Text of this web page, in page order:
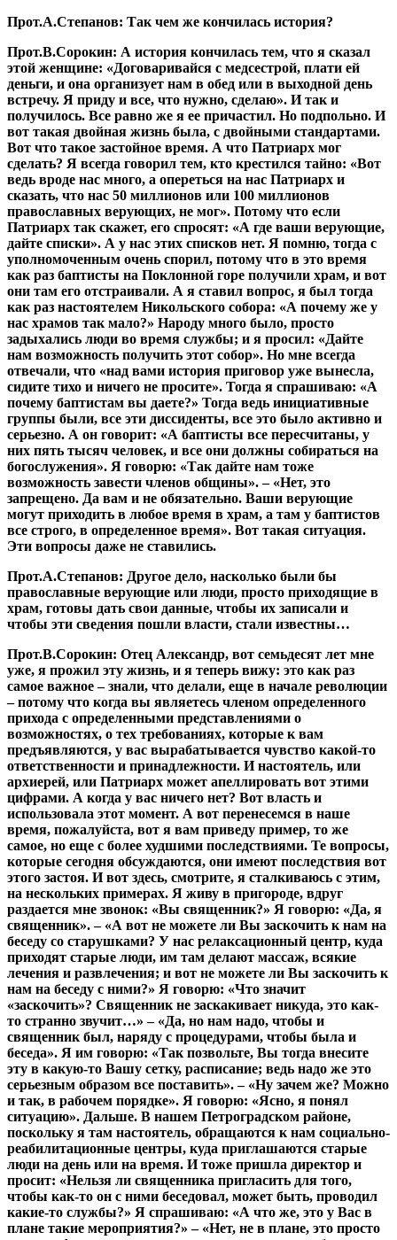
Прот.А.Степанов: Так чем же кончилась история?
Прот.В.Сорокин: А история кончилась тем, что я сказал
этой женщине: «Договаривайся с медсестрой, плати ей
деньги, и она организует нам в обед или в выходной день
встречу. Я приду и все, что нужно, сделаю». И так и
получилось. Все равно же я ее причастил. Но подпольно. И
вот такая двойная жизнь была, с двойными стандартами.
Вот что такое застойное время. А что Патриарх мог
сделать? Я всегда говорил тем, кто крестился тайно: «Вот
ведь вроде нас много, а опереться на нас Патриарх и
сказать, что нас 50 миллионов или 100 миллионов
православных верующих, не мог». Потому что если
Патриарх так скажет, его спросят: «А где ваши верующие,
дайте списки». А у нас этих списков нет. Я помню, тогда с
уполномоченным очень спорил, потому что в это время
как раз баптисты на Поклонной горе получили храм, и вот
они там его отстраивали. А я ставил вопрос, я был тогда
как раз настоятелем Никольского собора: «А почему же у
нас храмов так мало?» Народу много было, просто
задыхались люди во время службы; и я просил: «Дайте
нам возможность получить этот собор». Но мне всегда
отвечали, что «над вами история приговор уже вынесла,
сидите тихо и ничего не просите». Тогда я спрашиваю: «А
почему баптистам вы даете?» Тогда ведь инициативные
группы были, все эти диссиденты, все это было активно и
серьезно. А он говорит: «А баптисты все пересчитаны, у
них пять тысяч человек, и все они должны собираться на
богослужения». Я говорю: «Так дайте нам тоже
возможность завести членов общины». – «Нет, это
запрещено. Да вам и не обязательно. Ваши верующие
могут приходить в любое время в храм, а там у баптистов
все строго, в определенное время». Вот такая ситуация.
Эти вопросы даже не ставились.
Прот.А.Степанов: Другое дело, насколько были бы
православные верующие или люди, просто приходящие в
храм, готовы дать свои данные, чтобы их записали и
чтобы эти сведения пошли власти, стали известны…
Прот.В.Сорокин: Отец Александр, вот семьдесят лет мне
уже, я прожил эту жизнь, и я теперь вижу: это как раз
самое важное – знали, что делали, еще в начале революции
– потому что когда вы являетесь членом определенного
прихода с определенными представлениями о
возможностях, о тех требованиях, которые к вам
предъявляются, у вас вырабатывается чувство какой-то
ответственности и принадлежности. И настоятель, или
архиерей, или Патриарх может апеллировать вот этими
цифрами. А когда у вас ничего нет? Вот власть и
использовала этот момент. А вот перенесемся в наше
время, пожалуйста, вот я вам приведу пример, то же
самое, но еще с более худшими последствиями. Те вопросы,
которые сегодня обсуждаются, они имеют последствия вот
этого застоя. И вот здесь, смотрите, я сталкиваюсь с этим,
на нескольких примерах. Я живу в пригороде, вдруг
раздается мне звонок: «Вы священник?» Я говорю: «Да, я
священник». – «А вот не можете ли Вы заскочить к нам на
беседу со старушками? У нас релаксационный центр, куда
приходят старые люди, им там делают массаж, всякие
лечения и развлечения; и вот не можете ли Вы заскочить к
нам на беседу с ними?» Я говорю: «Что значит
«заскочить»? Священник не заскакивает никуда, это как-
то странно звучит…» – «Да, но нам надо, чтобы и
священник был, наряду с процедурами, чтобы была и
беседа». Я им говорю: «Так позвольте, Вы тогда внесите
эту в какую-то Вашу сетку, расписание; ведь надо же это
серьезным образом все поставить». – «Ну зачем же? Можно
и так, в рабочем порядке». Я говорю: «Ясно, я понял
ситуацию». Дальше. В нашем Петроградском районе,
поскольку я там настоятель, обращаются к нам социально-
реабилитационные центры, куда приглашаются старые
люди на день или на время. И тоже пришла директор и
просит: «Нельзя ли священника пригласить для того,
чтобы как-то он с ними беседовал, может быть, проводил
какие-то службы?» Я спрашиваю: «А что же, это у Вас в
плане такие мероприятия?» – «Нет, не в плане, это просто